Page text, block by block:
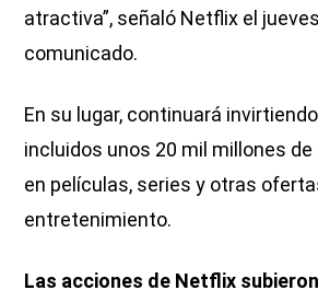
atractiva”, señaló Netflix el
comunicado.
En su lugar, continuará
incluidos unos 20 mil millones
en películas, series y otras
entretenimiento.
Las acciones de Netflix